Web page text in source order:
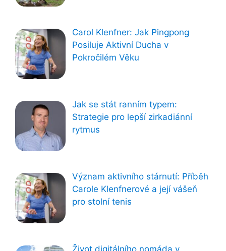
Carol Klenfner: Jak Pingpong
Posiluje Aktivní Ducha v
Pokročilém Věku
Jak se stát ranním typem:
Strategie pro lepší zirkadiánní
rytmus
Význam aktivního stárnutí: Příběh
Carole Klenfnerové a její vášeň
pro stolní tenis
Život digitálního nomáda v